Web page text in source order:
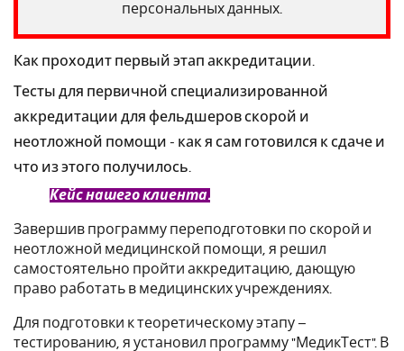
персональных данных.
Как проходит первый этап аккредитации.
Тесты для первичной специализированной
аккредитации для фельдшеров скорой и
неотложной помощи - как я сам готовился к сдаче и
что из этого получилось.
Кейс нашего клиента.
Завершив программу переподготовки по скорой и
неотложной медицинской помощи, я решил
самостоятельно пройти аккредитацию, дающую
право работать в медицинских учреждениях.
Для подготовки к теоретическому этапу –
тестированию, я установил программу "МедикТест". В